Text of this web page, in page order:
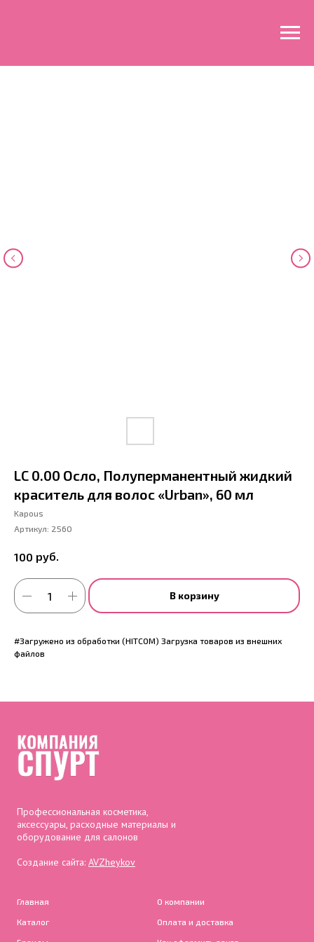
LC 0.00 Осло, Полуперманентный жидкий
краситель для волос «Urban», 60 мл
Kapous
Артикул: 2560
100 руб.
В корзину
#Загружено из обработки (HITCOM) Загрузка товаров из внешних
файлов
Профессиональная косметика,
аксессуары, расходные материалы и
оборудование для салонов
Создание сайта: AVZheykov
Главная
Каталог
О компании
Оплата и доставка